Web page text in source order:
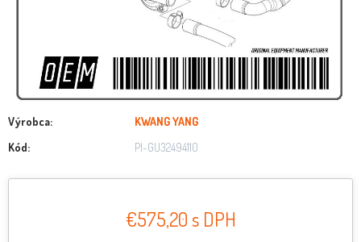
Výrobca:
KWANG YANG
Kód:
PI-GU32494110
€575,20 s DPH